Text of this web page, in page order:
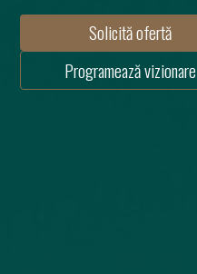
Solicită ofertă
Programează vizionare